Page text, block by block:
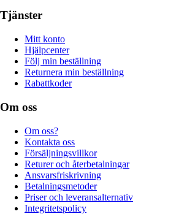
Tjänster
Mitt konto
Hjälpcenter
Följ min beställning
Returnera min beställning
Rabattkoder
Om oss
Om oss?
Kontakta oss
Försäljningsvillkor
Returer och återbetalningar
Ansvarsfriskrivning
Betalningsmetoder
Priser och leveransalternativ
Integritetspolicy